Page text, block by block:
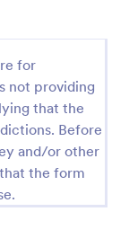
for
not providing
that the
Before
and/or other
the form